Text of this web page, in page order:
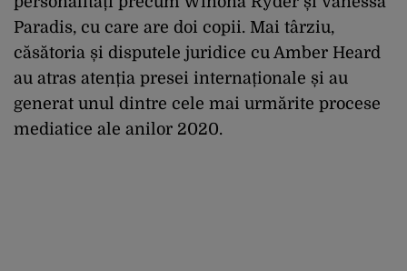
Paradis, cu care are doi copii. Mai târziu,
căsătoria și disputele juridice cu Amber Heard
au atras atenția presei internaționale și au
generat unul dintre cele mai urmărite procese
mediatice ale anilor 2020.